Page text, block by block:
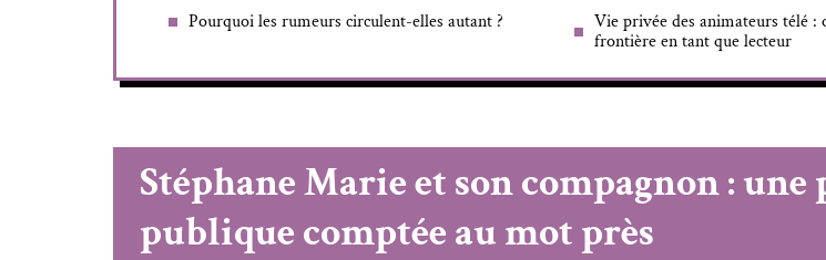
Pourquoi les rumeurs circulent-elles autant ?
Vie privée des animateurs télé :
frontière en tant que lecteur
Stéphane Marie et son compagnon : une
publique comptée au mot près